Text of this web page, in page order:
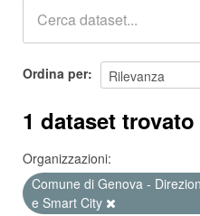
Ordina per
1 dataset trovato
Organizzazioni:
Comune di Genova -
e Smart City